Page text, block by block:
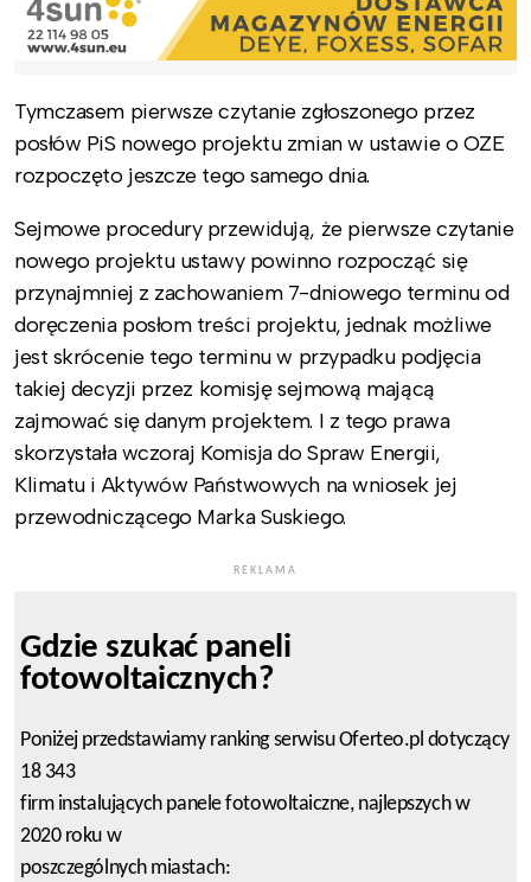
Tymczasem pierwsze czytanie zgłoszonego przez
posłów PiS nowego projektu zmian w ustawie o OZE
rozpoczęto jeszcze tego samego dnia.
Sejmowe procedury przewidują, że pierwsze czytanie
nowego projektu ustawy powinno rozpocząć się
przynajmniej z zachowaniem 7-dniowego terminu od
doręczenia posłom treści projektu, jednak możliwe
jest skrócenie tego terminu w przypadku podjęcia
takiej decyzji przez komisję sejmową mającą
zajmować się danym projektem. I z tego prawa
skorzystała wczoraj Komisja do Spraw Energii,
Klimatu i Aktywów Państwowych na wniosek jej
przewodniczącego Marka Suskiego.
REKLAMA
Gdzie szukać paneli
fotowoltaicznych?
Poniżej przedstawiamy ranking serwisu Oferteo.pl dotyczący
18 343
firm instalujących panele fotowoltaiczne, najlepszych w
2020 roku w
poszczególnych miastach: